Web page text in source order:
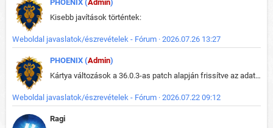
PHOENIX (Admin)
Kisebb javítások történtek:
Weboldal javaslatok/észrevételek - Fórum · 2026.07.26 13:27
PHOENIX (Admin)
Kártya változások a 36.0.3-as patch alapján frissítve az adatbázisban (képek is cserélve).
Weboldal javaslatok/észrevételek - Fórum · 2026.07.22 09:12
Ragi